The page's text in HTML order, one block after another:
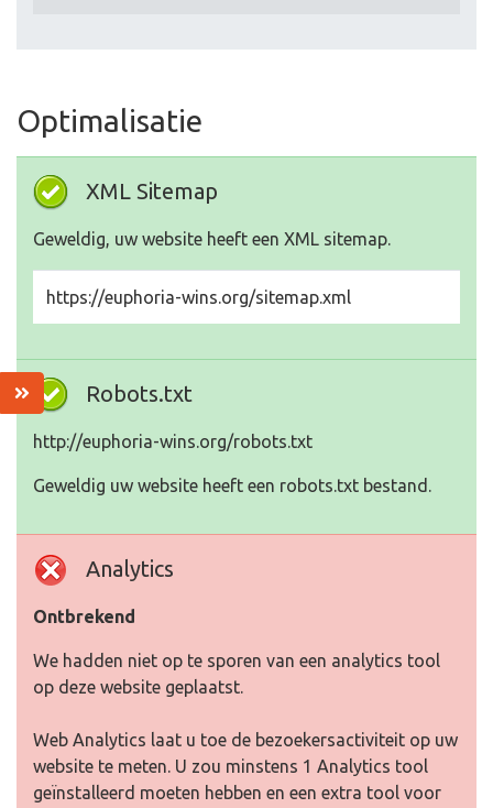
Optimalisatie
XML Sitemap
Geweldig, uw website heeft een XML sitemap.
https://euphoria-wins.org/sitemap.xml
Robots.txt
http://euphoria-wins.org/robots.txt
Geweldig uw website heeft een robots.txt bestand.
Analytics
Ontbrekend
We hadden niet op te sporen van een analytics tool
op deze website geplaatst.
Web Analytics laat u toe de bezoekersactiviteit op uw
website te meten. U zou minstens 1 Analytics tool
geïnstalleerd moeten hebben en een extra tool voor